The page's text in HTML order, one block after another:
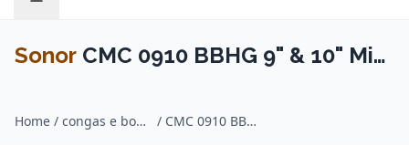
Sonor CMC 0910 BBHG 9" & 10" Mini
Home / congas e bongos / Sonor / CMC 0910 BBHG 9" & 10" Mini Conga Blueburst High Gloss